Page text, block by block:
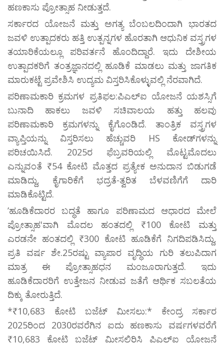
ಹಣಕಾಸು ಪ್ರೋತ್ಸಾಹ ನೀಡುತ್ತದೆ.
ಸರ್ಕಾರದ ಯೋಜನೆ ಮತ್ತು ಅಗತ್ಯ ಬೆಂಬಲದಿಂದಾಗಿ ಭಾರತದ
ಜವಳಿ ಉತ್ಪಾದಕರು ಹತ್ತಿ ಉತ್ಪನ್ನಗಳ ಹೊರತಾಗಿ ಆಧುನಿಕ ವಸ್ತ್ರಗಳ
ತಯಾರಿಕೆಯಲ್ಲೂ ಪರಿವರ್ತನೆ ಹೊಂದಿದ್ದಾರೆ. ಇದು ದೇಶೀಯ
ಉತ್ಪಾದಕರಿಗೆ ತಂತ್ರಜ್ಞಾನದಲ್ಲಿ ಹೂಡಿಕೆ ಮಾಡಲು ಮತ್ತು ಜಾಗತಿಕ
ಮಾರುಕಟ್ಟೆ ಪ್ರವೇಶಿಸಿ ಉದ್ಯಮ ವಿಸ್ತರಿಸಿಕೊಳ್ಳುವಲ್ಲಿ ನೆರವಾಗಿದೆ.
ಪರಿಣಾಮಕಾರಿ ಕ್ರಮಗಳ ಪ್ರತಿಫಲ:ಪಿಎಲ್ಐ ಯೋಜನೆ ಯಶಸ್ಸಿಗೆ
ಬುನಾದಿ ಹಾಕಲು ಜವಳಿ ಸಚಿವಾಲಯ ಹತ್ತು ಹಲವು
ಪರಿಣಾಮಕಾರಿ ಕ್ರಮಗಳನ್ನು ಕೈಗೊಂಡಿದೆ. ತಾಂತ್ರಿಕ ವಸ್ತ್ರಗಳ
ವ್ಯಾಪ್ತಿಯನ್ನು ವಿಸ್ತರಿಸಲು ಹೆಚ್ಚುವರಿ HS ಕೋಡ್‌ಗಳನ್ನು
ಪರಿಚಯಿಸಿದೆ. 2025ರ ಫೆಬ್ರವರಿಯಲ್ಲಿ ಮೊಟ್ಟಮೊದಲು
ಎನ್ನುವಂತೆ ₹54 ಕೋಟಿ ಮೊತ್ತದ ಪ್ರತ್ಯೇಕ ಅನುದಾನ ಬಿಡುಗಡೆ
ಮಾಡಿದ್ದು, ಕೈಗಾರಿಕೆಗೆ ಭದ್ರತೆ-ತ್ವರಿತ ಬೆಳವಣಿಗೆಗೆ ದಾರಿ
ಮಾಡಿಕೊಟ್ಟಿದೆ.
ʼಹೂಡಿಕೆದಾರರ ಬದ್ಧತೆ ಹಾಗೂ ಪರಿಣಾಮದ ಆಧಾರದ ಮೇಲೆ
ಪ್ರೋತ್ಸಾಹ'ವಾಗಿ ಮೊದಲ ಹಂತದಲ್ಲಿ ₹100 ಕೋಟಿ ಮತ್ತು
ಎರಡನೇ ಹಂತದಲ್ಲಿ ₹300 ಕೋಟಿ ಹೂಡಿಕೆಗೆ ನಿಗದಿಪಡಿಸಿದ್ದು,
ಪ್ರತಿ ವರ್ಷ ಶೇ.25ರಷ್ಟು ವ್ಯಾಪಾರ ವೃದ್ಧಿಯ ಗುರಿ ತಲುಪಿದಾಗ
ಮಾತ್ರ ಈ ಪ್ರೋತ್ಸಾಹಧನ ಮಂಜೂರಾಗುತ್ತದೆ. ಇದು
ಹೂಡಿಕೆದಾರರಿಗೆ ಉತ್ತೇಜನ ನೀಡುವ ಜತೆಗೆ ಆರ್ಥಿಕ ಸಬಲತೆಯ
ದಿಕ್ಕು ತೋರುತ್ತಿದೆ.
*₹10,683 ಕೋಟಿ ಬಜೆಟ್ ಮೀಸಲು:* ಕೇಂದ್ರ ಸರ್ಕಾರ
2025ರಿಂದ 2030ರವರೆಗಿನ ಐದು ಹಣಕಾಸು ವರ್ಷಗಳವರೆಗೆ
₹10,683 ಕೋಟಿ ಬಜೆಟ್ ಮೀಸಲಿರಿಸಿ ಪಿಎಲ್ಐ ಯೋಜನೆ